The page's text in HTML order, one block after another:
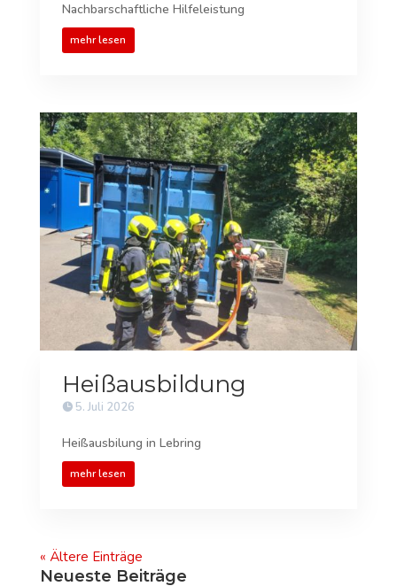
Nachbarschaftliche Hilfeleistung
mehr lesen
Heißausbildung
5. Juli 2026
Heißausbilung in Lebring
mehr lesen
« Ältere Einträge
Neueste Beiträge